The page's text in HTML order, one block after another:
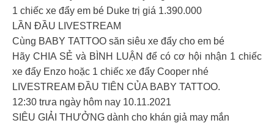
1 chiếc xe đẩy em bé Duke trị giá 1.390.000
LẦN ĐẦU LIVESTREAM
Cùng BABY TATTOO săn siêu xe đẩy cho em bé
Hãy CHIA SẺ và BÌNH LUẬN để có cơ hội nhận 1 chiếc
xe đẩy Enzo hoặc 1 chiếc xe đẩy Cooper nhé
LIVESTREAM ĐẦU TIÊN CỦA BABY TATTOO.
12:30 trưa ngày hôm nay 10.11.2021
SIÊU GIẢI THƯỞNG dành cho khán giả may mắn